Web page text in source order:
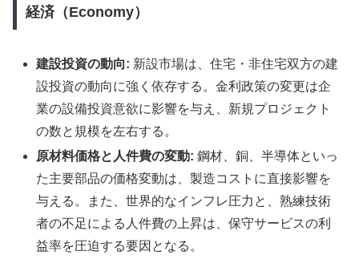
経済（Economy）
建設投資の動向: 新設市場は、住宅・非住宅双方の建
設投資の動向に強く依存する。金利政策の変更は企
業の設備投資意欲に影響を与え、新規プロジェクト
の数と規模を左右する。
原材料価格と人件費の変動: 鋼材、銅、半導体といっ
た主要部品の価格変動は、製造コストに直接影響を
与える。また、世界的なインフレ圧力と、熟練技術
者の不足による人件費の上昇は、保守サービスの利
益率を圧迫する要因となる。